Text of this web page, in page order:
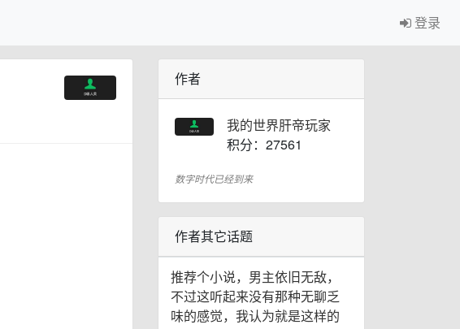
登录
作者
我的世界肝帝玩家
积分：27561
数字时代已经到来
作者其它话题
推荐个小说，男主依旧无敌，
不过这听起来没有那种无聊乏
味的感觉，我认为就是这样的